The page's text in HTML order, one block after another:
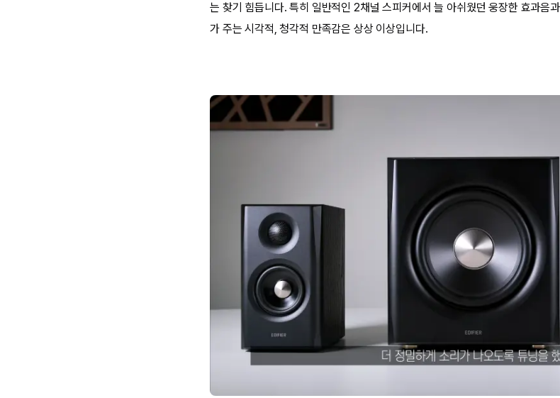
는 찾기 힘듭니다. 특히 일반적인 2채널 스피커에서 늘 아쉬웠던 웅장한 효과음
가 주는 시각적, 청각적 만족감은 상상 이상입니다.